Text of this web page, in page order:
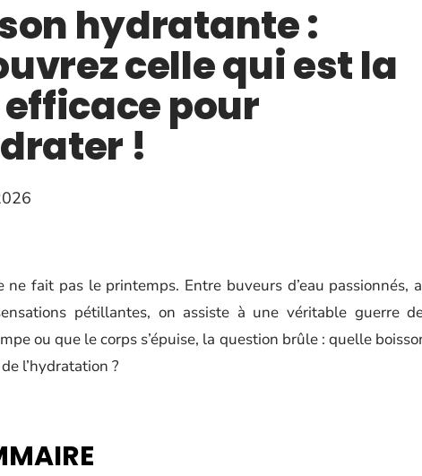
hydratante :
celle qui est la
pour
!
ne fait pas le printemps. Entre buveurs d’eau passionnés,
pétillantes, on assiste à une véritable guerre
ou que le corps s’épuise, la question brûle : quelle
l’hydratation ?